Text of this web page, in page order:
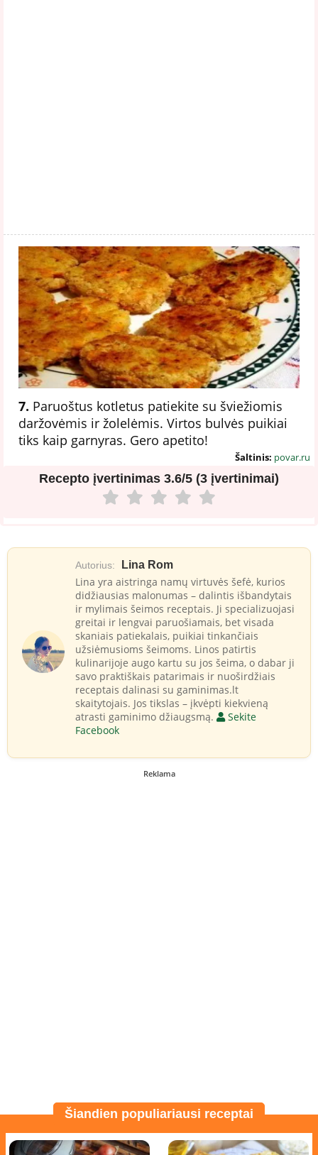
7. Paruoštus kotletus patiekite su šviežiomis
daržovėmis ir žolelėmis. Virtos bulvės puikiai
tiks kaip garnyras. Gero apetito!
Šaltinis: povar.ru
Recepto įvertinimas 3.6/5 (3 įvertinimai)
Autorius: Lina Rom
Lina yra aistringa namų virtuvės šefė, kurios
didžiausias malonumas – dalintis išbandytais
ir mylimais šeimos receptais. Ji specializuojasi
greitai ir lengvai paruošiamais, bet visada
skaniais patiekalais, puikiai tinkančiais
užsiėmusioms šeimoms. Linos patirtis
kulinarijoje augo kartu su jos šeima, o dabar ji
savo praktiškais patarimais ir nuoširdžiais
receptais dalinasi su gaminimas.lt
skaitytojais. Jos tikslas – įkvėpti kiekvieną
atrasti gaminimo džiaugsmą.
Sekite
Facebook
Reklama
Šiandien populiariausi receptai